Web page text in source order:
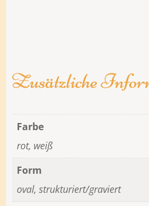
Zusätzliche
Farbe
rot, weiß
Form
oval, strukturiert/graviert